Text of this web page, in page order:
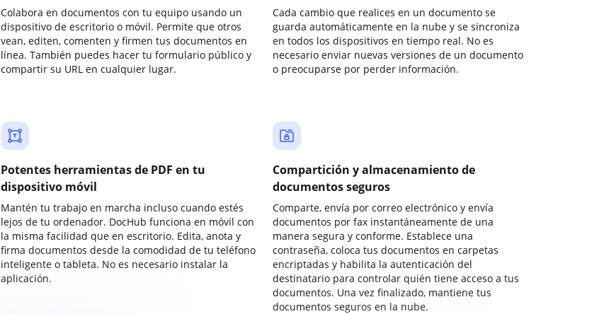
Colabora en documentos con tu equipo usando un
dispositivo de escritorio o móvil. Permite que otros
vean, editen, comenten y firmen tus documentos en
línea. También puedes hacer tu formulario público y
compartir su URL en cualquier lugar.
Cada cambio que realices en un documento se
guarda automáticamente en la nube y se sincroniza
en todos los dispositivos en tiempo real. No es
necesario enviar nuevas versiones de un documento
o preocuparse por perder información.
Potentes herramientas de PDF en tu
dispositivo móvil
Mantén tu trabajo en marcha incluso cuando estés
lejos de tu ordenador. DocHub funciona en móvil con
la misma facilidad que en escritorio. Edita, anota y
firma documentos desde la comodidad de tu teléfono
inteligente o tableta. No es necesario instalar la
aplicación.
Compartición y almacenamiento de
documentos seguros
Comparte, envía por correo electrónico y envía
documentos por fax instantáneamente de una
manera segura y conforme. Establece una
contraseña, coloca tus documentos en carpetas
encriptadas y habilita la autenticación del
destinatario para controlar quién tiene acceso a tus
documentos. Una vez finalizado, mantiene tus
documentos seguros en la nube.